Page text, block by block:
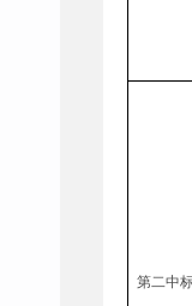
第二中